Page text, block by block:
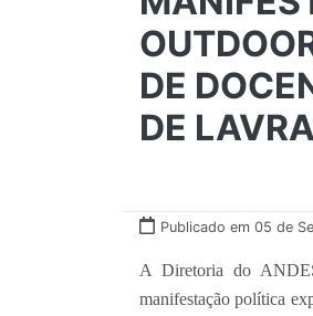
DE
DE
Publicado em 05 de
A Diretoria do
manifestação política